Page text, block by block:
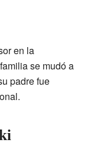
en la
se mudó a
padre fue